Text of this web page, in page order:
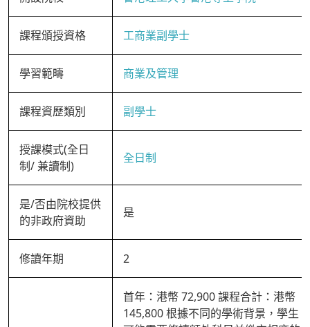
課程頒授資格 工商業副學士
學習範疇 商業及管理
課程資歷類別 副學士
授課模式(全日
制/ 兼讀制)
全日制
是/否由院校提供
的非政府資助
是
修讀年期 2
首年：港幣 72,900 課程合計：港幣
145,800 根據不同的學術背景，學生